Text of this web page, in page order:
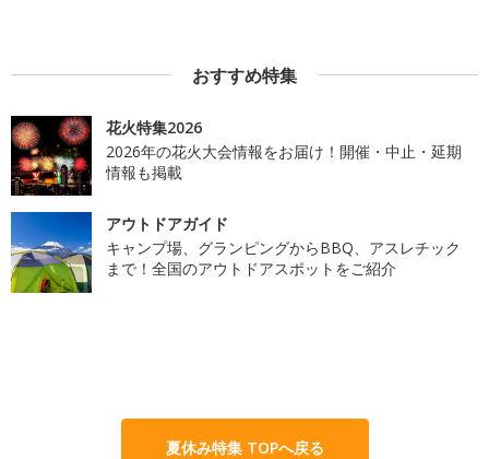
おすすめ特集
花火特集2026
2026年の花火大会情報をお届け！開催・中止・延期
情報も掲載
アウトドアガイド
キャンプ場、グランピングからBBQ、アスレチック
まで！全国のアウトドアスポットをご紹介
夏休み特集 TOPへ戻る